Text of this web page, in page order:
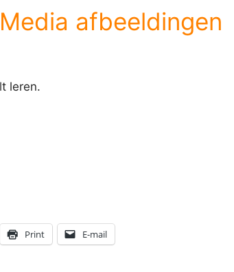
afbeeldingen
leren.
Print E-mail